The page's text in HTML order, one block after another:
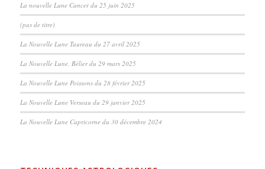
La nouvelle Lune Cancer du 25 juin 2025
(pas de titre)
La Nouvelle Lune Taureau du 27 avril 2025
La Nouvelle Lune, Bélier du 29 mars 2025
La Nouvelle Lune Poissons du 28 février 2025
La Nouvelle Lune Verseau du 29 janvier 2025
La Nouvelle Lune Capricorne du 30 décembre 2024